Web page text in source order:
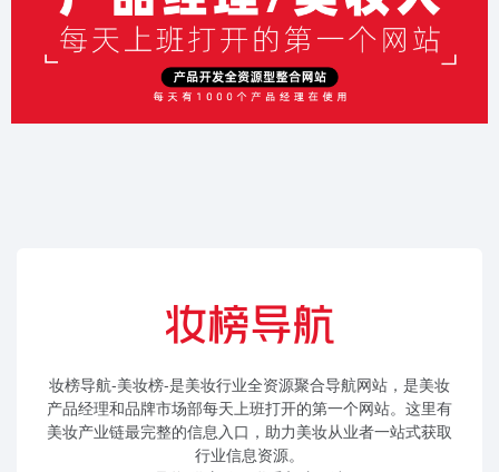
妆榜导航-美妆榜-是美妆行业全资源聚合导航网站，是美妆
产品经理和品牌市场部每天上班打开的第一个网站。这里有
美妆产业链最完整的信息入口，助力美妆从业者一站式获取
行业信息资源。